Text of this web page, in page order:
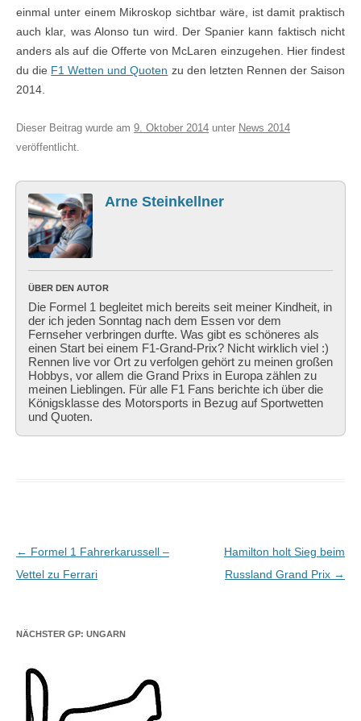
einmal unter einem Mikroskop sichtbar wäre, ist damit praktisch
auch klar, was Alonso tun wird. Der Spanier kann faktisch nicht
anders als auf die Offerte von McLaren einzugehen. Hier findest
du die F1 Wetten und Quoten zu den letzten Rennen der Saison
2014.
Dieser Beitrag wurde am 9. Oktober 2014 unter News 2014
veröffentlicht.
Arne Steinkellner
ÜBER DEN AUTOR
Die Formel 1 begleitet mich bereits seit meiner Kindheit, in
der ich jeden Sonntag nach dem Essen vor dem
Fernseher verbringen durfte. Was gibt es schöneres als
einen Start bei einem F1-Grand-Prix? Nicht wirklich viel :)
Rennen live vor Ort zu verfolgen gehört zu meinen großen
Hobbys, vor allem die Grand Prixs in Europa zählen zu
meinen Lieblingen. Für alle F1 Fans berichte ich über die
Königsklasse des Motorsports in Bezug auf Sportwetten
und Quoten.
Beitragsnavigation
← Formel 1 Fahrerkarussell –
Vettel zu Ferrari
Hamilton holt Sieg beim
Russland Grand Prix →
NÄCHSTER GP: UNGARN